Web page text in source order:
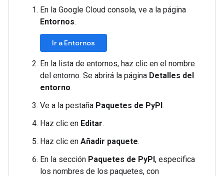
En la Google Cloud consola, ve a la página
Entornos.
Ir a Entornos
En la lista de entornos, haz clic en el nombre
del entorno. Se abrirá la página Detalles del
entorno.
Ve a la pestaña Paquetes de PyPI.
Haz clic en Editar.
Haz clic en Añadir paquete.
En la sección Paquetes de PyPI, especifica
los nombres de los paquetes, con